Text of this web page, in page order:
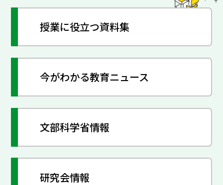
授業に役立つ資料集
今がわかる教育ニュース
文部科学省情報
研究会情報